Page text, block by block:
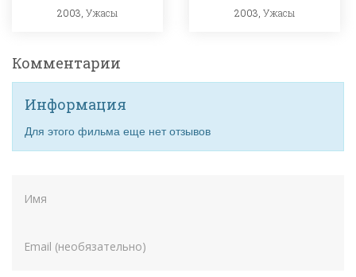
2003, Ужасы 2003,Ужасы
Комментарии
Информация
Для этого фильма еще нет отзывов